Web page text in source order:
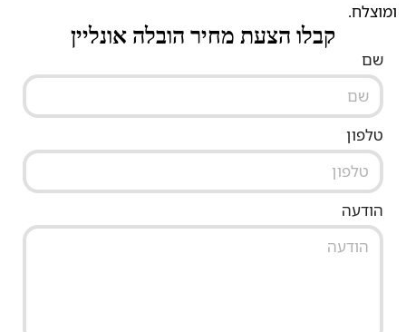
ומוצלח.
קבלו הצעת מחיר הובלה אונליין
שם
טלפון
הודעה